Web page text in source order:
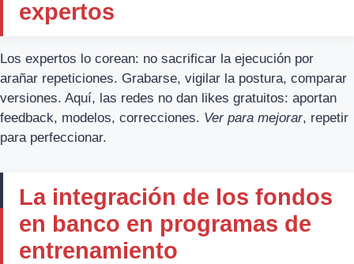
expertos
Los expertos lo corean: no sacrificar la ejecución por
arañar repeticiones. Grabarse, vigilar la postura, comparar
versiones. Aquí, las redes no dan likes gratuitos: aportan
feedback, modelos, correcciones. Ver para mejorar, repetir
para perfeccionar.
La integración de los fondos
en banco en programas de
entrenamiento